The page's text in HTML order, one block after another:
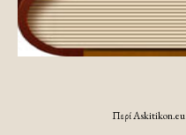
Περί Askitikon.eu